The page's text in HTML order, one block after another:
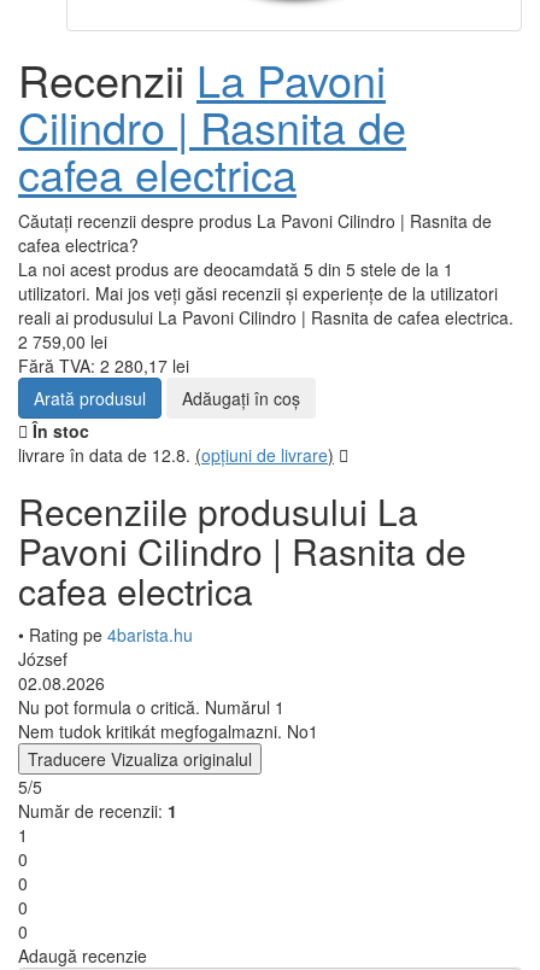
Recenzii La Pavoni
Cilindro | Rasnita de
cafea electrica
Căutați recenzii despre produs La Pavoni Cilindro | Rasnita de
cafea electrica?
La noi acest produs are deocamdată 5 din 5 stele de la 1
utilizatori. Mai jos veți găsi recenzii și experiențe de la utilizatori
reali ai produsului La Pavoni Cilindro | Rasnita de cafea electrica.
2 759,00 lei
Fără TVA: 2 280,17 lei
Arată produsul
Adăugați în coş
În stoc
livrare în data de 12.8. (opțiuni de livrare)
Recenziile produsului La
Pavoni Cilindro | Rasnita de
cafea electrica
• Rating pe 4barista.hu
József
02.08.2026
Nu pot formula o critică. Numărul 1
Nem tudok kritikát megfogalmazni. No1
Traducere Vizualiza originalul
5/5
Număr de recenzii: 1
1
0
0
0
0
Adaugă recenzie